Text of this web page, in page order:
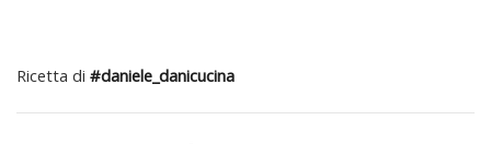
Ricetta di #daniele_danicucina